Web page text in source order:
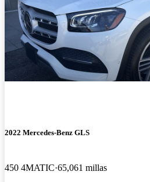
2022 Mercedes-Benz GLS
450 4MATIC 65,061 millas